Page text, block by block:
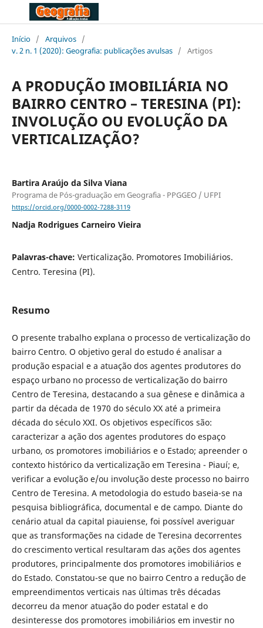
Início / Arquivos /
v. 2 n. 1 (2020): Geografia: publicações avulsas / Artigos
A PRODUÇÃO IMOBILIÁRIA NO
BAIRRO CENTRO – TERESINA (PI):
INVOLUÇÃO OU EVOLUÇÃO DA
VERTICALIZAÇÃO?
Bartira Araújo da Silva Viana
Programa de Pós-graduação em Geografia - PPGGEO / UFPI
https://orcid.org/0000-0002-7288-3119
Nadja Rodrigues Carneiro Vieira
Palavras-chave: Verticalização. Promotores Imobiliários.
Centro. Teresina (PI).
Resumo
O presente trabalho explana o processo de verticalização do
bairro Centro. O objetivo geral do estudo é analisar a
produção espacial e a atuação dos agentes produtores do
espaço urbano no processo de verticalização do bairro
Centro de Teresina, destacando a sua gênese e dinâmica a
partir da década de 1970 do século XX até a primeira
década do século XXI. Os objetivos específicos são:
caracterizar a ação dos agentes produtores do espaço
urbano, os promotores imobiliários e o Estado; apreender o
contexto histórico da verticalização em Teresina - Piauí; e,
verificar a evolução e/ou involução deste processo no bairro
Centro de Teresina. A metodologia do estudo baseia-se na
pesquisa bibliográfica, documental e de campo. Diante do
cenário atual da capital piauiense, foi possível averiguar
que as transformações na cidade de Teresina decorrentes
do crescimento vertical resultaram das ações dos agentes
produtores, principalmente dos promotores imobiliários e
do Estado. Constatou-se que no bairro Centro a redução de
empreendimentos verticais nas últimas três décadas
decorreu da menor atuação do poder estatal e do
desinteresse dos promotores imobiliários em investir no